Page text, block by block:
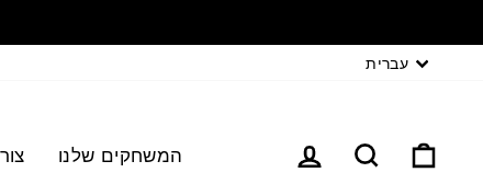
עברית
המשחקים שלנו